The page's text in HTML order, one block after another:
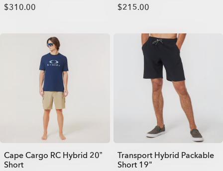
$310.00 $215.00
Cape Cargo RC Hybrid 20”
Short
Transport Hybrid Packable
Short 19"